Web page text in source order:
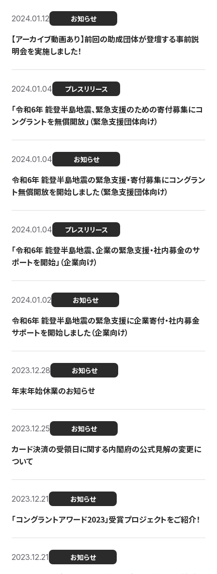
2024.01.12 お知らせ
【アーカイブ動画あり】前回の助成団体が登壇する事前説
明会を実施しました！
2024.01.04 プレスリリース
「令和6年 能登半島地震、緊急支援のための寄付募集にコ
ングラントを無償開放」（緊急支援団体向け）
2024.01.04 お知らせ
令和6年 能登半島地震の緊急支援・寄付募集にコングラン
ト無償開放を開始しました（緊急支援団体向け）
2024.01.04 プレスリリース
「令和6年 能登半島地震、企業の緊急支援・社内募金のサ
ポートを開始」（企業向け）
2024.01.02 お知らせ
令和6年 能登半島地震の緊急支援に企業寄付・社内募金
サポートを開始しました（企業向け）
2023.12.28 お知らせ
年末年始休業のお知らせ
2023.12.25 お知らせ
カード決済の受領日に関する内閣府の公式見解の変更に
ついて
2023.12.21 お知らせ
「コングラントアワード2023」受賞プロジェクトをご紹介！
2023.12.21 お知らせ